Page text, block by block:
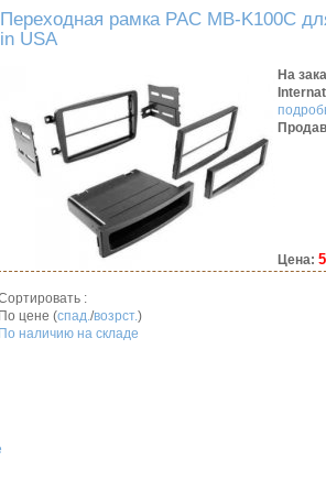
Переходная рамка PAC MB-K100C
in USA
На
Цена:
:
По цене (спад./возрст.)
По наличию на складе